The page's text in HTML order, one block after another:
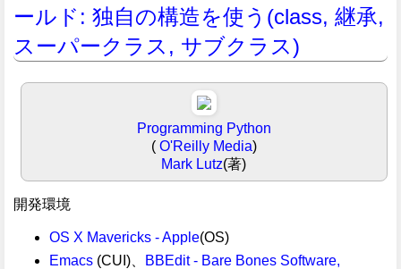
ールド: 独自の構造を使う(class, 継承,
スーパークラス, サブクラス)
Programming Python
(O'Reilly Media)
Mark Lutz(著)
開発環境
OS X Mavericks - Apple(OS)
Emacs(CUI)、
BBEdit - Bare Bones Software,